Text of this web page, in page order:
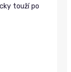
touží po